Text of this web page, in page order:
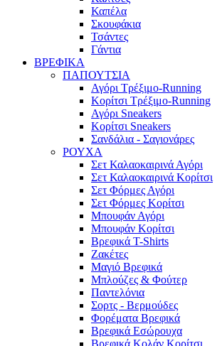
Καπέλα
Σκουφάκια
Τσάντες
Γάντια
ΒΡΕΦΙΚΑ
ΠΑΠΟΥΤΣΙΑ
Αγόρι Τρέξιμο-Running
Κορίτσι Τρέξιμο-Running
Αγόρι Sneakers
Κορίτσι Sneakers
Σανδάλια - Σαγιονάρες
ΡΟΥΧΑ
Σετ Καλαοκαιρινά Αγόρι
Σετ Καλαοκαιρινά Κορίτσι
Σετ Φόρμες Αγόρι
Σετ Φόρμες Κορίτσι
Mπουφάν Αγόρι
Mπουφάν Κορίτσι
Βρεφικά T-Shirts
Ζακέτες
Μαγιό Βρεφικά
Mπλούζες & Φούτερ
Παντελόνια
Σορτς - Βερμούδες
Φορέματα Βρεφικά
Βρεφικά Εσώρουχα